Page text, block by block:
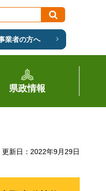
業者の方へ
県政情報
更新日：2022年9月29日